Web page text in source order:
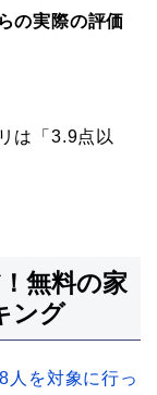
の実際の評価
は「3.9点以
無料の家
ング
人を対象に行っ